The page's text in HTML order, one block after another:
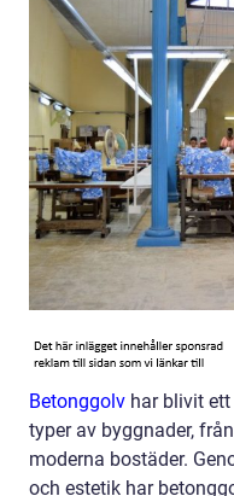
Betonggolv har blivit
typer av byggnader,
moderna bostäder.
och estetik har